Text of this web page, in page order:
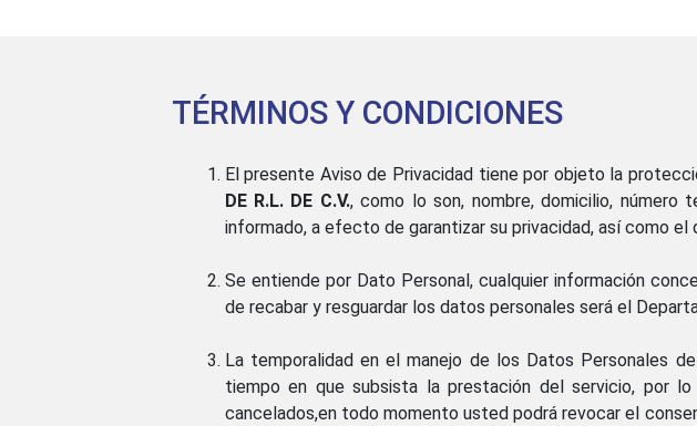
TÉRMINOS Y CONDICIONES
El presente Aviso de Privacidad tiene por objeto la
DE R.L. DE C.V., como lo son, nombre, domicilio,
informado, a efecto de garantizar su privacidad, así como
Se entiende por Dato Personal, cualquier información
de recabar y resguardar los datos personales será el
La temporalidad en el manejo de los Datos Personales
tiempo en que subsista la prestación del servicio, por
cancelados,en todo momento usted podrá revocar el